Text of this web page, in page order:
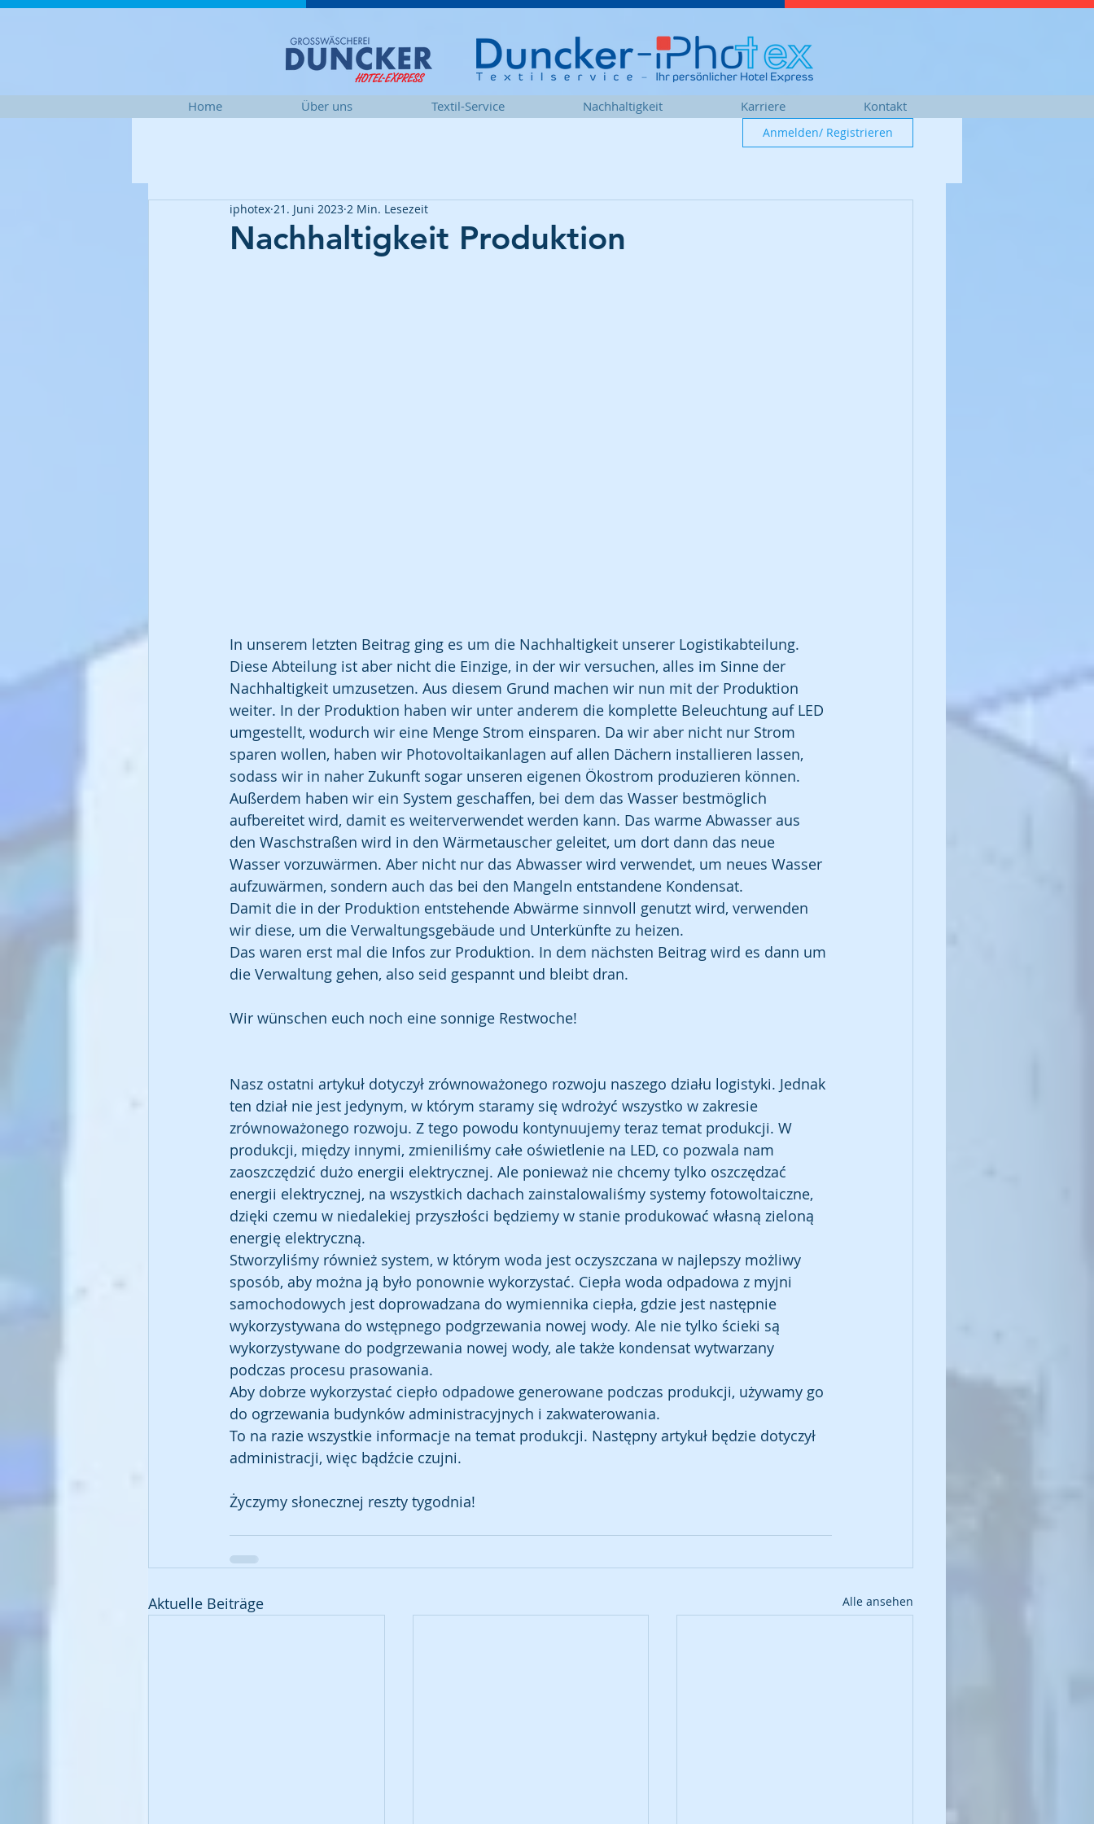
Home Über uns Textil-Service Nachhaltigkeit Karriere Kontakt
Anmelden/ Registrieren
Nachhaltigkeit Produktion
iphotex 21. Juni 2023 2 Min. Lesezeit
In unserem letzten Beitrag ging es um die Nachhaltigkeit unserer Logistikabteilung.
Diese Abteilung ist aber nicht die Einzige, in der wir versuchen, alles im Sinne der
Nachhaltigkeit umzusetzen. Aus diesem Grund machen wir nun mit der Produktion
weiter. In der Produktion haben wir unter anderem die komplette Beleuchtung auf LED
umgestellt, wodurch wir eine Menge Strom einsparen. Da wir aber nicht nur Strom
sparen wollen, haben wir Photovoltaikanlagen auf allen Dächern installieren lassen,
sodass wir in naher Zukunft sogar unseren eigenen Ökostrom produzieren können.
Außerdem haben wir ein System geschaffen, bei dem das Wasser bestmöglich
aufbereitet wird, damit es weiterverwendet werden kann. Das warme Abwasser aus
den Waschstraßen wird in den Wärmetauscher geleitet, um dort dann das neue
Wasser vorzuwärmen. Aber nicht nur das Abwasser wird verwendet, um neues Wasser
aufzuwärmen, sondern auch das bei den Mangeln entstandene Kondensat.
Damit die in der Produktion entstehende Abwärme sinnvoll genutzt wird, verwenden
wir diese, um die Verwaltungsgebäude und Unterkünfte zu heizen.
Das waren erst mal die Infos zur Produktion. In dem nächsten Beitrag wird es dann um
die Verwaltung gehen, also seid gespannt und bleibt dran.
Wir wünschen euch noch eine sonnige Restwoche!
Nasz ostatni artykuł dotyczył zrównoważonego rozwoju naszego działu logistyki. Jednak
ten dział nie jest jedynym, w którym staramy się wdrożyć wszystko w zakresie
zrównoważonego rozwoju. Z tego powodu kontynuujemy teraz temat produkcji. W
produkcji, między innymi, zmieniliśmy całe oświetlenie na LED, co pozwala nam
zaoszczędzić dużo energii elektrycznej. Ale ponieważ nie chcemy tylko oszczędzać
energii elektrycznej, na wszystkich dachach zainstalowaliśmy systemy fotowoltaiczne,
dzięki czemu w niedalekiej przyszłości będziemy w stanie produkować własną zieloną
energię elektryczną.
Stworzyliśmy również system, w którym woda jest oczyszczana w najlepszy możliwy
sposób, aby można ją było ponownie wykorzystać. Ciepła woda odpadowa z myjni
samochodowych jest doprowadzana do wymiennika ciepła, gdzie jest następnie
wykorzystywana do wstępnego podgrzewania nowej wody. Ale nie tylko ścieki są
wykorzystywane do podgrzewania nowej wody, ale także kondensat wytwarzany
podczas procesu prasowania.
Aby dobrze wykorzystać ciepło odpadowe generowane podczas produkcji, używamy go
do ogrzewania budynków administracyjnych i zakwaterowania.
To na razie wszystkie informacje na temat produkcji. Następny artykuł będzie dotyczył
administracji, więc bądźcie czujni.
Życzymy słonecznej reszty tygodnia!
Aktuelle Beiträge Alle ansehen